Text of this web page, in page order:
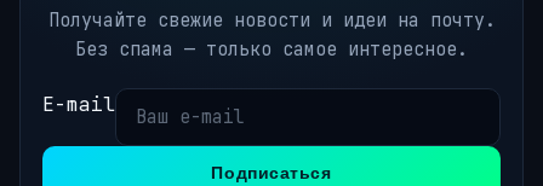
Получайте свежие новости и идеи на почту.
Без спама — только самое интересное.
E-mail
Подписаться